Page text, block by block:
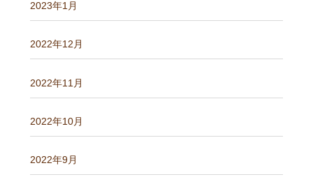
2023年1月
2022年12月
2022年11月
2022年10月
2022年9月